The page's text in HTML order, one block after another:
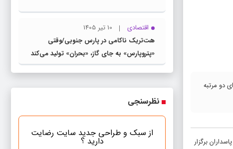
دو مرتبه
برگزار
اقتصادی
10 تیر 1405
هت‌تریک ناکامی در پارس جنوبی/وقتی
«پتروپارس» به جای گاز، «بحران» تولید می‌کند
نظرسنجی
از سبک و طراحی جدید سایت رضایت
دارید ؟